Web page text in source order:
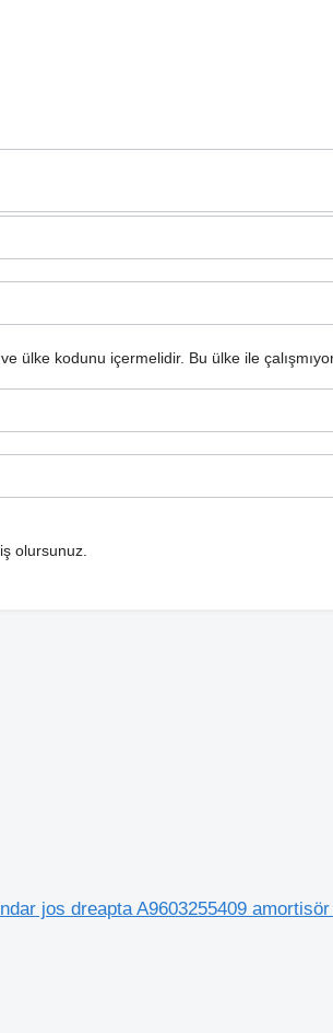
ülke kodunu içermelidir. Bu ülke ile
olursunuz.
jos dreapta A9603255409